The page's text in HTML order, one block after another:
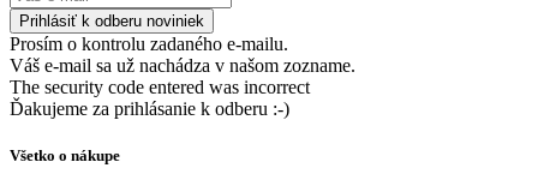
Prosím o kontrolu zadaného e-mailu.
Váš e-mail sa už nachádza v našom zozname.
The security code entered was incorrect
Ďakujeme za prihlásanie k odberu :-)
Všetko o nákupe